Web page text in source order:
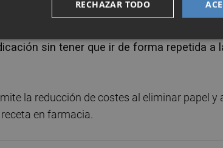
tengan dolencias crónicas o
sin tener que ir de forma repetida a
la reducción de costes al eliminar papel y
en farmacia.
RECHAZAR TODO